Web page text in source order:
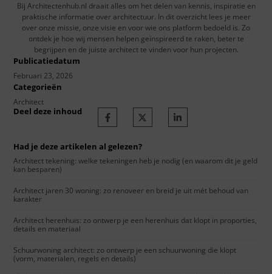
Bij Architectenhub.nl draait alles om het delen van kennis, inspiratie en
praktische informatie over architectuur. In dit overzicht lees je meer
over onze missie, onze visie en voor wie ons platform bedoeld is. Zo
ontdek je hoe wij mensen helpen geïnspireerd te raken, beter te
begrijpen en de juiste architect te vinden voor hun projecten.
Publicatiedatum
Februari 23, 2026
Categorieën
Architect
Deel deze inhoud
Had je deze artikelen al gelezen?
Architect tekening: welke tekeningen heb je nodig (en waarom dit je geld
kan besparen)
Architect jaren 30 woning: zo renoveer en breid je uit mét behoud van
karakter
Architect herenhuis: zo ontwerp je een herenhuis dat klopt in proporties,
details en materiaal
Schuurwoning architect: zo ontwerp je een schuurwoning die klopt
(vorm, materialen, regels en details)